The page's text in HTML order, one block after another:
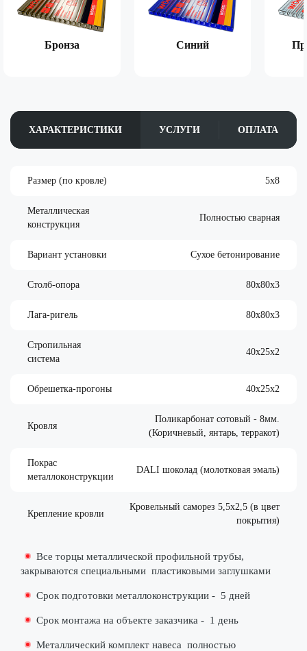
Бронза Синий
ХАРАКТЕРИСТИКИ УСЛУГИ ОПЛАТА
Размер (по кровле) 5х8
Металлическая
конструкция
Полностью сварная
Вариант установки Сухое бетонирование
Столб-опора 80х80х3
Лага-ригель 80х80х3
Стропильная
система
40х25х2
Обрешетка-прогоны 40х25х2
Кровля
Поликарбонат сотовый - 8мм.
(Коричневый, янтарь, терракот)
Покрас
металлоконструкции
DALI шоколад (молотковая эмаль)
Крепление кровли
Кровельный саморез 5,5х2,5 (в цвет
покрытия)
Все торцы металлической профильной трубы,
закрываются специальными пластиковыми заглушками
Срок подготовки металлоконструкции - 5 дней
Срок монтажа на объекте заказчика - 1 день
Металлический комплект навеса полностью